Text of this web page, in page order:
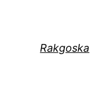
Rakgoska